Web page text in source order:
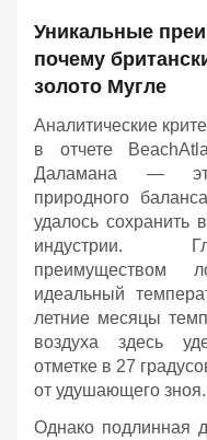
Уникальные
почему
золото Мугле
Аналитические
в отчете
Даламана — это
природного
удалось сохранить
индустрии.
преимуществом
идеальный
летние месяцы
воздуха здесь
отметке в 27
от удушающего зноя.
Однако подлинная